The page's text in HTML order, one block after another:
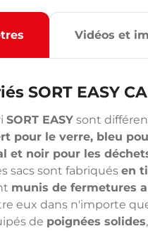
Vidéos et
SORT EASY
SORT EASY sont
pour le verre, bleu
et noir pour les
sacs sont fabriqués en
munis de fermetures
eux dans n'importe
de poignées solides